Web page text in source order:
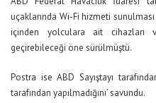
uçaklarında Wi-Fi hizmeti
içinden yolculara ait cihazları
geçirebileceği öne sürülmüştü.
Postra ise ABD Sayıştayı
tarafından yapılmadığını’ savundu.